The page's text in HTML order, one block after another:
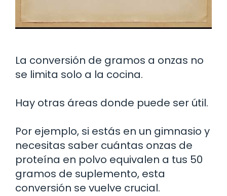
La conversión de gramos a onzas no
se limita solo a la cocina.
Hay otras áreas donde puede ser útil.
Por ejemplo, si estás en un gimnasio y
necesitas saber cuántas onzas de
proteína en polvo equivalen a tus 50
gramos de suplemento, esta
conversión se vuelve crucial.